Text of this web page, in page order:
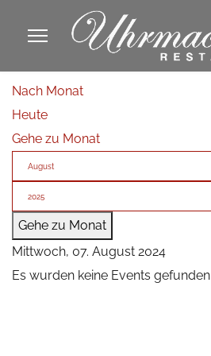
Nach Monat
Heute
Gehe zu Monat
Gehe zu Monat
Mittwoch, 07. August 2024
Es wurden keine Events gefunden